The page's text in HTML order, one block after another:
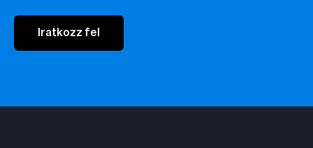
Iratkozz fel